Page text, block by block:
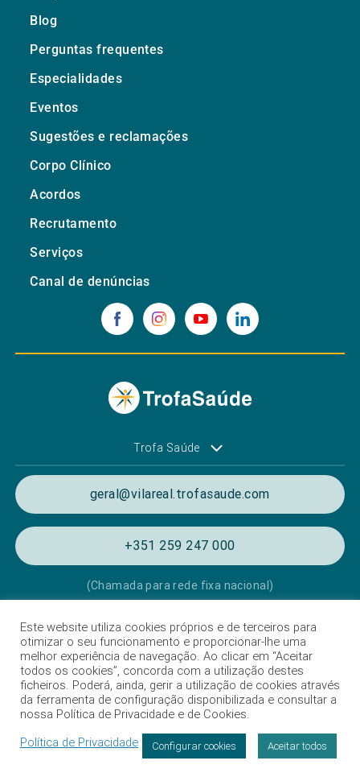
Blog
Perguntas frequentes
Especialidades
Eventos
Sugestões e reclamações
Corpo Clínico
Acordos
Recrutamento
Serviços
Canal de denúncias
Trofa Saúde
geral@vilareal.trofasaude.com
+351 259 247 000
(Chamada para rede fixa nacional)
Política de Privacidade e de Cookies
Termos e condições de utilização
Listagem das Unidades Hospitalares
Proteção de Dados
Livro de Reclamações
Este website utiliza cookies próprios e de terceiros para
otimizar o seu funcionamento e proporcionar-lhe uma
melhor experiência de navegação. Ao clicar em “Aceitar
todos os cookies”, concorda com a utilização destes
ficheiros. Poderá, ainda, gerir a utilização de cookies através
da ferramenta de configuração disponibilizada e consultar a
nossa Política de Privacidade e de Cookies.
Política de Privacidade
Configurar cookies Aceitar todos